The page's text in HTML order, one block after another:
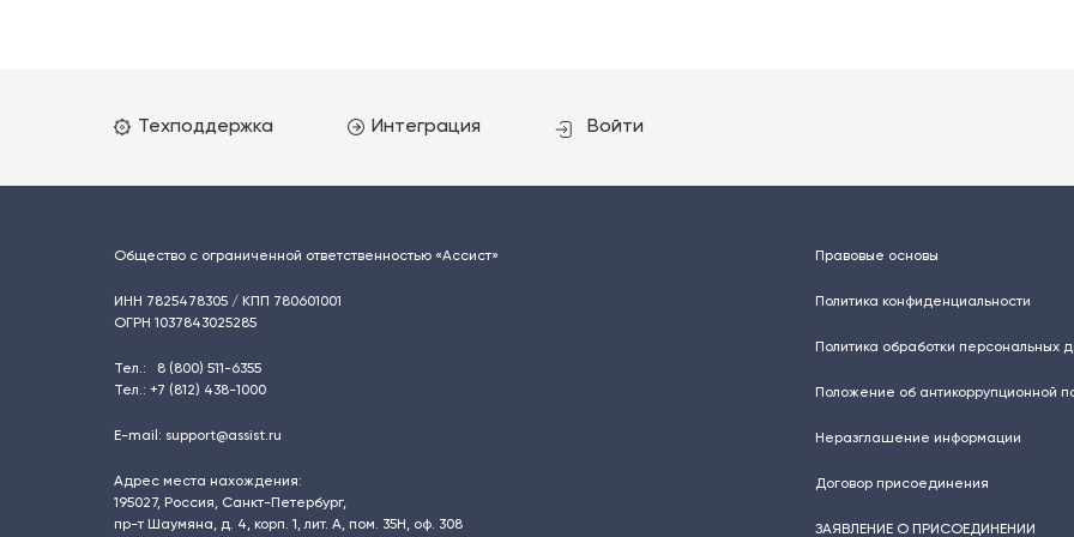
Техподдержка Интеграция Войти
Общество с ограниченной ответственностью «Ассист»
ИНН 7825478305 / КПП 780601001
ОГРН 1037843025285
Тел.: 8 (800) 511-6355
Тел.: +7 (812) 438-1000
E-mail: support@assist.ru
Адрес места нахождения:
195027, Россия, Санкт-Петербург,
пр-т Шаумяна, д. 4, корп. 1, лит. А, пом. 35Н, оф. 308
Правовые основы
Политика конфиденциальности
Политика обработки персональных
Положение об антикоррупционной
Неразглашение информации
Договор присоединения
ЗАЯВЛЕНИЕ О ПРИСОЕДИНЕНИИ